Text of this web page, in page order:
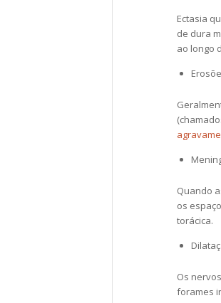
Ectasia
de dura
ao longo
Quando
os
torácica.
Os
forames